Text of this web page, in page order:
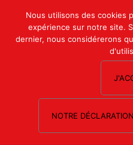
Nous utilisons des cookies
expérience sur notre site.
dernier, nous considérerons
NOTRE